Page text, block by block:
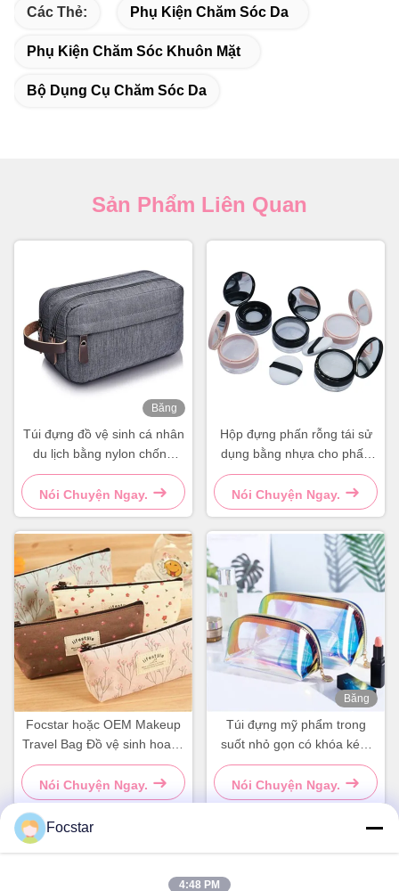
Các Thẻ: Phụ Kiện Chăm Sóc Da
Phụ Kiện Chăm Sóc Khuôn Mặt
Bộ Dụng Cụ Chăm Sóc Da
Sản Phẩm Liên Quan
Băng
Túi đựng đồ vệ sinh cá nhân
du lịch bằng nylon chống
thấm nước, túi đựng đồ vệ
sinh cá nhân cỡ lớn hình
vuông màu xám xanh
Nói Chuyện Ngay.
Hộp đựng phấn rỗng tái sử
dụng bằng nhựa cho phấn
rời DIY
Nói Chuyện Ngay.
Focstar hoặc OEM Makeup
Travel Bag Đồ vệ sinh hoa di
động túi mỹ phẩm
Nói Chuyện Ngay.
Băng
Túi đựng mỹ phẩm trong
suốt nhỏ gọn có khóa kéo,
túi đựng đồ vệ sinh chống
thấm nước
Nói Chuyện Ngay.
Focstar
4:48 PM